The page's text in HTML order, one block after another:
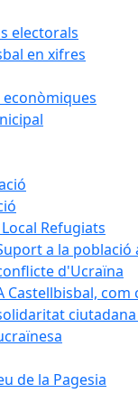
electorals
en xifres
Refugiats
a la població
d'Ucraïna
Castellbisbal, com
de la Pagesia